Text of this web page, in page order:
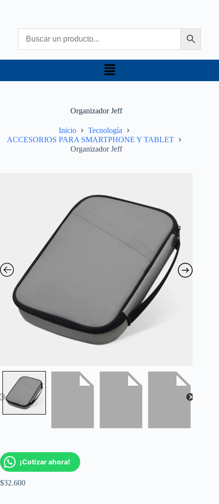
Organizador Jeff
Inicio
Tecnología
ACCESORIOS PARA SMARTPHONE Y TABLET
Organizador Jeff
¡Cotizar ahora!
$32.600